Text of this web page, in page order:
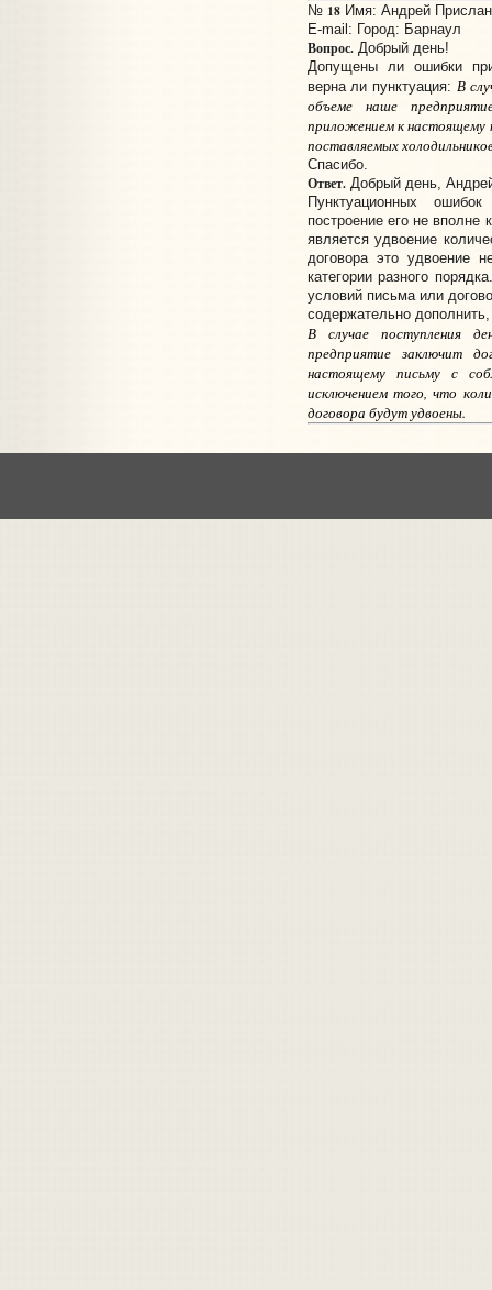
№ 18Имя: Андрей
E-mail: Город: Барнаул
Вопрос.Добрый день!
Допущены ли ошибки
верна ли пунктуация:В
объеме наше
приложением к настоящему
поставляемых
Спасибо.
Ответ.Добрый день,
Пунктуационных
построение его не вполне
является удвоение
договора это удвоение
категории разного
условий письма или
содержательно
В случае поступления
предприятие заключит
настоящему письмус
исключением того, что
договора будут удвоены.